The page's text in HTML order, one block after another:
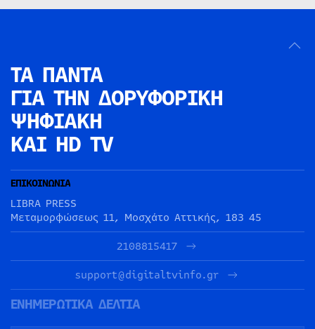
ΤΑ ΠΑΝΤΑ
ΓΙΑ ΤΗΝ ΔΟΡΥΦΟΡΙΚΗ
ΨΗΦΙΑΚΗ
ΚΑΙ HD TV
ΕΠΙΚΟΙΝΩΝΙΑ
LIBRA PRESS
Μεταμορφώσεως 11, Μοσχάτο Αττικής, 183 45
2108815417
support@digitaltvinfo.gr
ΕΝΗΜΕΡΩΤΙΚΑ ΔΕΛΤΙΑ